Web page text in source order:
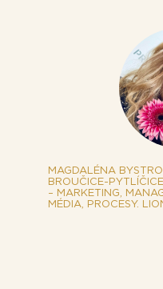
MAGDALÉNA
BROUČICE-
– MARKETING,
MÉDIA, PROCESY.